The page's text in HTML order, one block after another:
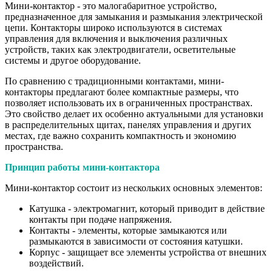
Мини-контактор - это малогабаритное устройство,
предназначенное для замыкания и размыкания электрической
цепи. Контакторы широко используются в системах
управления для включения и выключения различных
устройств, таких как электродвигатели, осветительные
системы и другое оборудование.
По сравнению с традиционными контактами, мини-
контакторы предлагают более компактные размеры, что
позволяет использовать их в ограниченных пространствах.
Это свойство делает их особенно актуальными для установки
в распределительных щитах, панелях управления и других
местах, где важно сохранить компактность и экономию
пространства.
Принцип работы мини-контактора
Мини-контактор состоит из нескольких основных элементов:
Катушка - электромагнит, который приводит в действие
контакты при подаче напряжения.
Контакты - элементы, которые замыкаются или
размыкаются в зависимости от состояния катушки.
Корпус - защищает все элементы устройства от внешних
воздействий.